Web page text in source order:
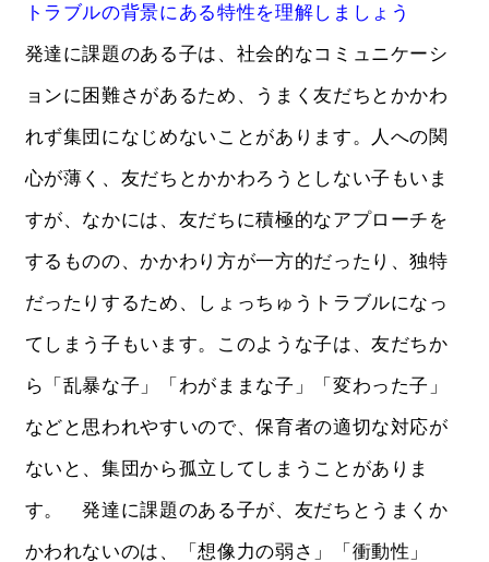
トラブルの背景にある特性を理解しましょう
発達に課題のある子は、社会的なコミュニケーシ
ョンに困難さがあるため、うまく友だちとかかわ
れず集団になじめないことがあります。人への関
心が薄く、友だちとかかわろうとしない子もいま
すが、なかには、友だちに積極的なアプローチを
するものの、かかわり方が一方的だったり、独特
だったりするため、しょっちゅうトラブルになっ
てしまう子もいます。このような子は、友だちか
ら「乱暴な子」「わがままな子」「変わった子」
などと思われやすいので、保育者の適切な対応が
ないと、集団から孤立してしまうことがありま
す。 発達に課題のある子が、友だちとうまくか
かわれないのは、「想像力の弱さ」「衝動性」